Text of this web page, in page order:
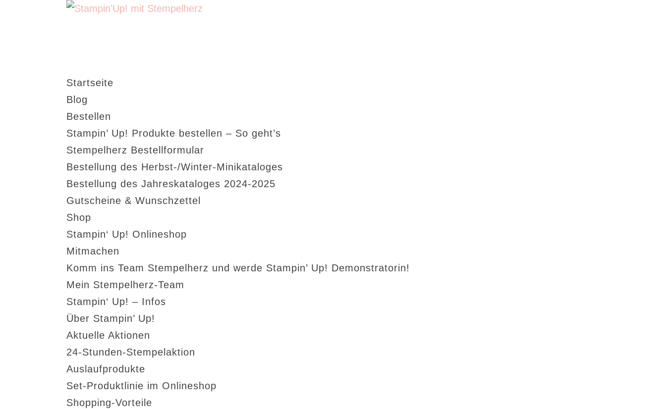
Startseite
Blog
Bestellen
Stampin’ Up! Produkte bestellen – So geht’s
Stempelherz Bestellformular
Bestellung des Herbst-/Winter-Minikataloges
Bestellung des Jahreskataloges 2024-2025
Gutscheine & Wunschzettel
Shop
Stampin‘ Up! Onlineshop
Mitmachen
Komm ins Team Stempelherz und werde Stampin’ Up! Demonstratorin!
Mein Stempelherz-Team
Stampin‘ Up! – Infos
Über Stampin’ Up!
Aktuelle Aktionen
24-Stunden-Stempelaktion
Auslaufprodukte
Set-Produktlinie im Onlineshop
Shopping-Vorteile